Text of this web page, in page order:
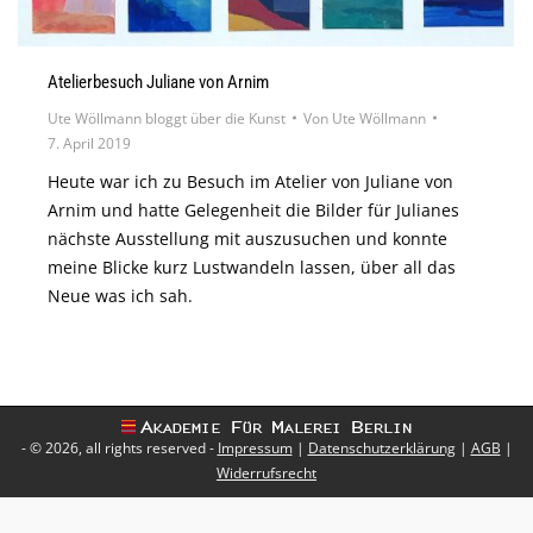
Atelierbesuch Juliane von Arnim
Ute Wöllmann bloggt über die Kunst Von Ute Wöllmann
7. April 2019
Heute war ich zu Besuch im Atelier von Juliane von
Arnim und hatte Gelegenheit die Bilder für Julianes
nächste Ausstellung mit auszusuchen und konnte
meine Blicke kurz Lustwandeln lassen, über all das
Neue was ich sah.
- © 2026, all rights reserved - Impressum| Datenschutzerklärung| AGB |
Widerrufsrecht